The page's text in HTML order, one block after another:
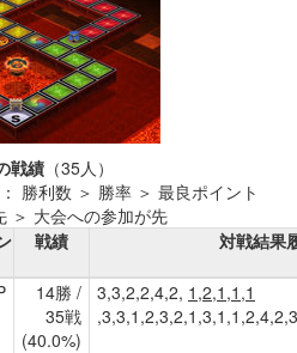
戦績 （35人）
勝利数 ＞ 勝率 ＞ 最良ポイント
＞ 大会への参加が先
戦績 対戦結果
14勝 /
35戦
(40.0%)
3,3,2,2,4,2, 1,2,1,1,1